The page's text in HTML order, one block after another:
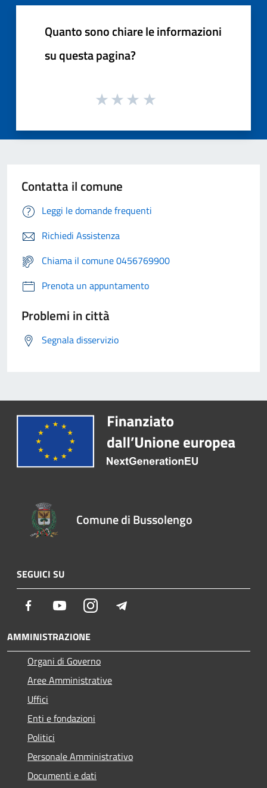
Quanto sono chiare le informazioni
su questa pagina?
Contatta il comune
Leggi le domande frequenti
Richiedi Assistenza
Chiama il comune 0456769900
Prenota un appuntamento
Problemi in città
Segnala disservizio
Comune di Bussolengo
SEGUICI SU
Facebook YoutubeInstagram
AMMINISTRAZIONE
Organi di Governo
Aree Amministrative
Uffici
Enti e fondazioni
Politici
Personale Amministrativo
Documenti e dati